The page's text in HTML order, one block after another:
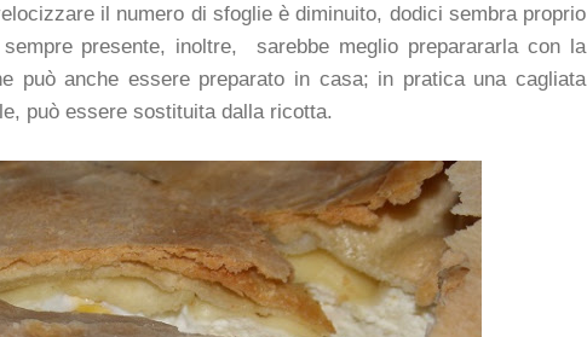
il numero di sfoglie è diminuito, dodici sembra proprio
presente, inoltre, sarebbe meglio preparararla con la
può anche essere preparato in casa; in pratica una cagliata
può essere sostituita dalla ricotta.